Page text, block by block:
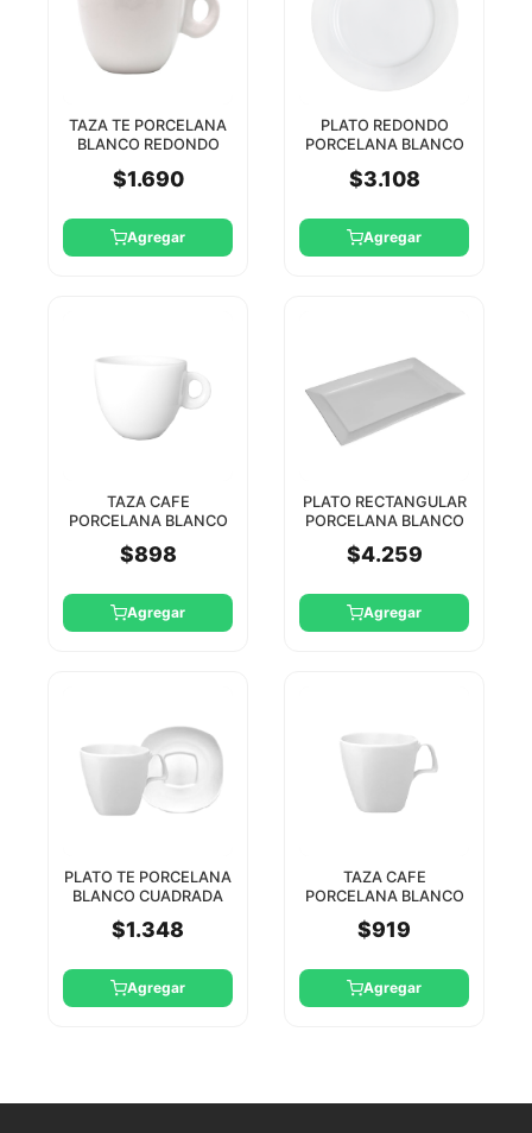
TAZA TE PORCELANA
BLANCO REDONDO
PARTY
$1.690
Agregar
PLATO REDONDO
PORCELANA BLANCO
6/24
$3.108
Agregar
TAZA CAFE
PORCELANA BLANCO
ROUND PARTY
$898
Agregar
PLATO RECTANGULAR
PORCELANA BLANCO
$4.259
Agregar
PLATO TE PORCELANA
BLANCO CUADRADA
$1.348
Agregar
TAZA CAFE
PORCELANA BLANCO
ROUND
$919
Agregar